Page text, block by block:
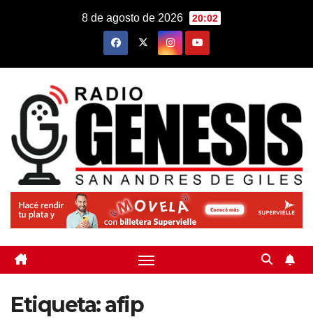
8 de agosto de 2026 20:02
Etiqueta:afip